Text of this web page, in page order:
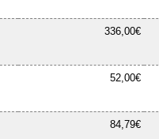
336,00€
52,00€
84,79€